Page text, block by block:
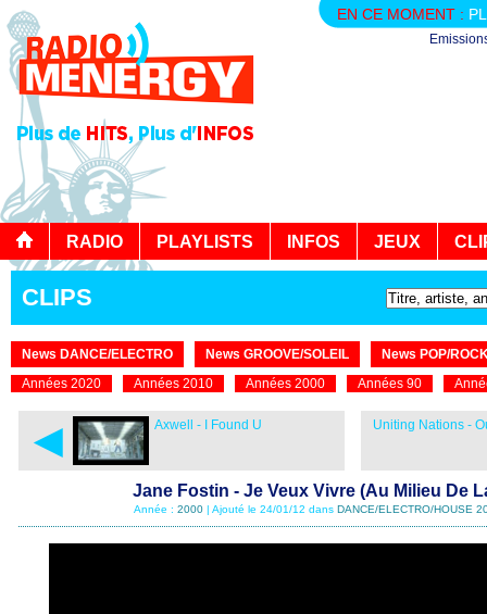
EN CE MOMENT :
RADIO PLAYLISTS INFOS JEUX
CLIPS
News DANCE/ELECTRO News GROOVE/SOLEIL
News POP/
Années 2020
Années 2010 Années 2000 Années 90
◄ Axwell - I Found U Uniting Nations -
Jane Fostin - Je Veux Vivre (Au Milieu De
Année : 2000 | Ajouté le 24/01/12 dans DANCE/ELECTRO/HOUSE